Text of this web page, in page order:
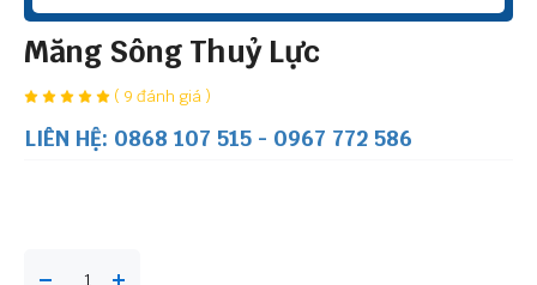
Măng Sông Thuỷ Lực
( 9 đánh giá )
LIÊN HỆ: 0868 107 515 - 0967 772 586